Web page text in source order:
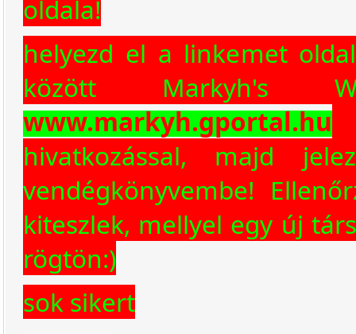
oldala!
helyezd el a linkemet
között Markyh's
www.markyh.gportal.hu
hivatkozással, majd
vendégkönyvembe!
kiteszlek, mellyel egy új
rögtön:)
sok sikert